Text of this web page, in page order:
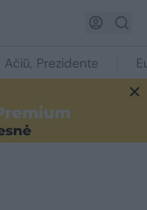
Ačiū, Prezidente